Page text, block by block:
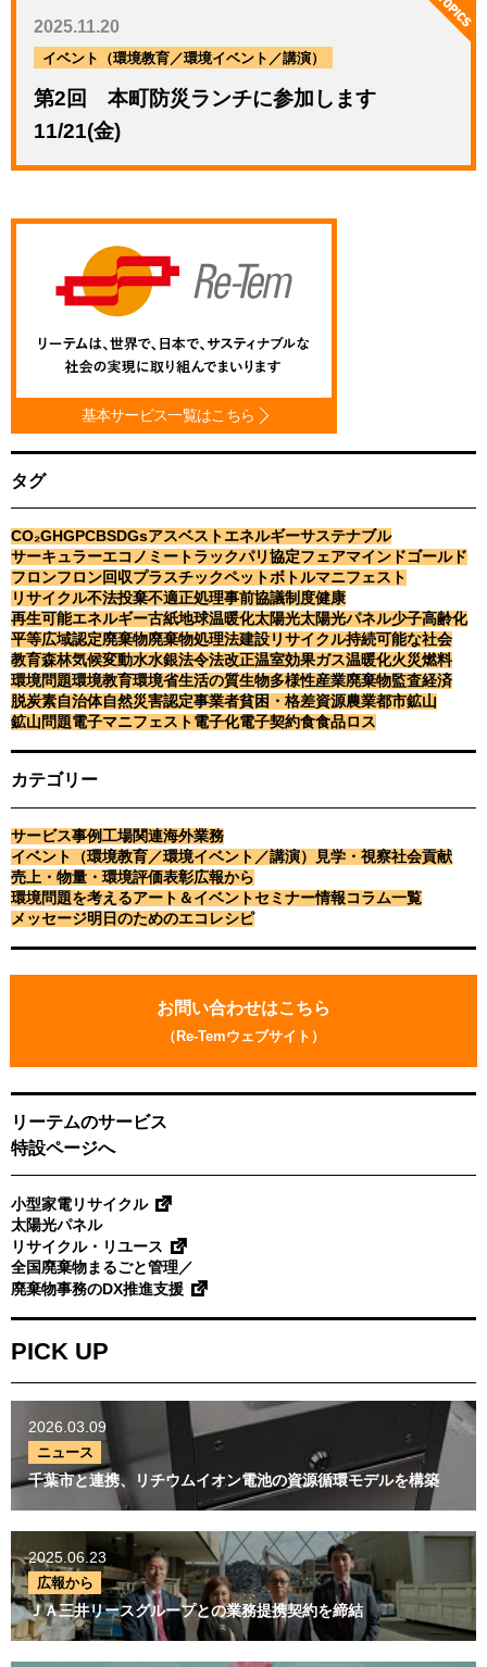
2025.11.20
イベント（環境教育／環境イベント／講演）
第2回 本町防災ランチに参加します
11/21(金)
基本サービス一覧はこちら
タグ
CO₂GHG PCBSDGsアスベスト エネルギーサステナブル
サーキュラーエコノミー トラックパリ協定フェアマインドゴールド
フロンフロン回収プラスチックペットボトルマニフェスト
リサイクル不法投棄不適正処理事前協議制度健康
再生可能エネルギー古紙地球温暖化太陽光太陽光パネル少子高齢化
平等広域認定廃棄物廃棄物処理法建設リサイクル持続可能な社会
教育森林気候変動水水銀法令法改正温室効果ガス温暖化火災燃料
環境問題環境教育環境省生活の質生物多様性産業廃棄物監査経済
脱炭素自治体自然災害認定事業者貧困・格差資源農業都市鉱山
鉱山問題電子マニフェスト 電子化電子契約食食品ロス
カテゴリー
サービス事例工場関連海外業務
イベント（環境教育／環境イベント／講演）
見学・視察社会貢献
売上・物量・環境評価表彰広報から
環境問題を考えるアート＆イベントセミナー情報 コラム一覧
メッセージ明日のためのエコレシピ
お
お問い合わせはこちら
（Re-Temウェブサイト）
リーテムのサービス
特設ページへ
小型家電リサイクル
太陽光パネル
リサイクル・リユース
全国廃棄物まるごと管理／
廃棄物事務のDX推進支援
PICK UP
2026.03.09
ニュース
千葉市と連携、リチウムイオン電池の資源循環モデルを構築
2025.06.23
広報から
ＪＡ三井リースグループとの業務提携契約を締結